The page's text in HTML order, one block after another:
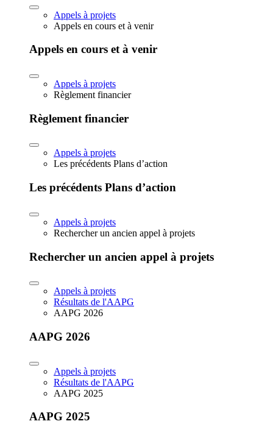
Appels à projets
Appels en cours et à venir
Appels en cours et à venir
Appels à projets
Règlement financier
Règlement financier
Appels à projets
Les précédents Plans d’action
Les précédents Plans d’action
Appels à projets
Rechercher un ancien appel à projets
Rechercher un ancien appel à projets
Appels à projets
Résultats de l'AAPG
AAPG 2026
AAPG 2026
Appels à projets
Résultats de l'AAPG
AAPG 2025
AAPG 2025